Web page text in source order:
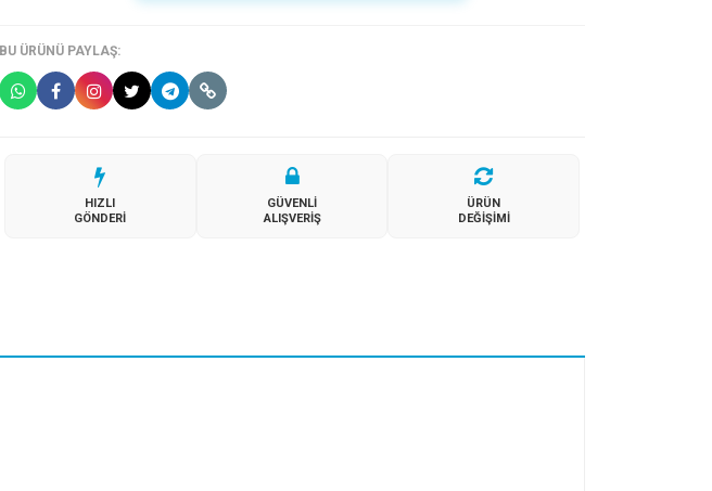
BU ÜRÜNÜ PAYLAŞ:
HIZLI
GÖNDERI
GÜVENLI
ALIŞVERIŞ
ÜRÜN
DEĞIŞIMI